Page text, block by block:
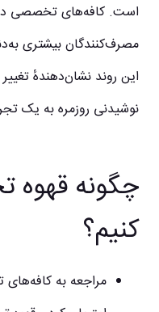
است. کافه‌های تخصصی در
مصرف‌کنندگان بیشتری
این روند نشان‌دهندهٔ
نوشیدنی روزمره به یک
چگونه قهوه
کنیم؟
مراجعه به